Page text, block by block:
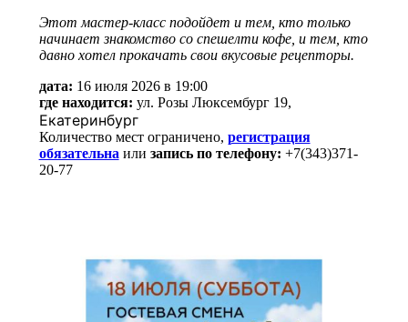
Этот мастер-класс подойдет и тем, кто только
начинает знакомство со спешелти кофе, и тем, кто
давно хотел прокачать свои вкусовые рецепторы.
дата: 16 июля 2026 в 19:00
где находится: ул. Розы Люксембург 19,
Екатеринбург
Количество мест ограничено, регистрация
обязательна или запись по телефону: +7(343)371-
20-77